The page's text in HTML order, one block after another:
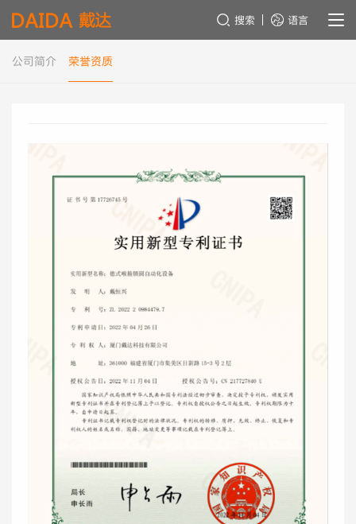
搜索 语言
公司简介 荣誉资质